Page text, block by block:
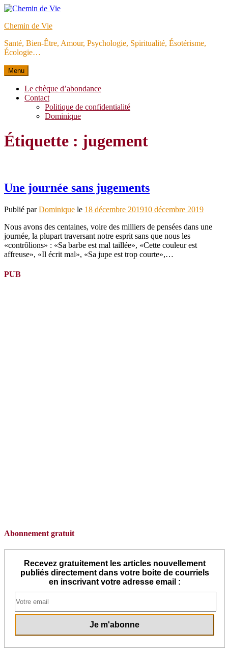
Aller
contenu
Chemin de Vie
Santé, Bien-Être, Amour, Psychologie, Spiritualité, Ésotérisme,
Écologie…
Menu
Le chèque d’abondance
Contact
Politique de confidentialité
Dominique
Étiquette : jugement
Une journée sans jugements
Publié parDominique le 18 décembre 201910 décembre 2019
Nous avons des centaines, voire des milliers de pensées dans une
journée, la plupart traversant notre esprit sans que nous les
«contrôlions» : «Sa barbe est mal taillée», «Cette couleur est
affreuse», «Il écrit mal», «Sa jupe est trop courte»,…
PUB
Abonnement gratuit
Recevez gratuitement les articles nouvellement
publiés directement dans votre boite de courriels
en inscrivant votre adresse email :